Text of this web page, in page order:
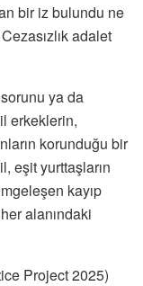
bir iz bulundu ne
adalet
ya da
erkeklerin,
korunduğu bir
eşit yurttaşların
kayıp
alanındaki
Project 2025)